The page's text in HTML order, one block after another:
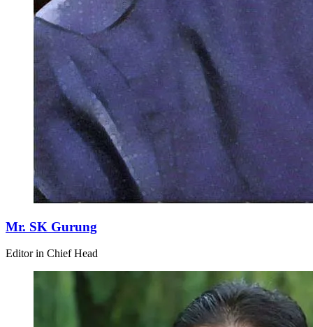
Mr. SK Gurung
Editor in Chief Head